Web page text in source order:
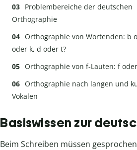
Problembereiche der deutschen
Orthographie
Orthographie von Wortenden: b
oder k, d oder t?
Orthographie von f-Lauten: f
Orthographie nach langen und
Vokalen
Basiswissen zur
Beim Schreiben müssen